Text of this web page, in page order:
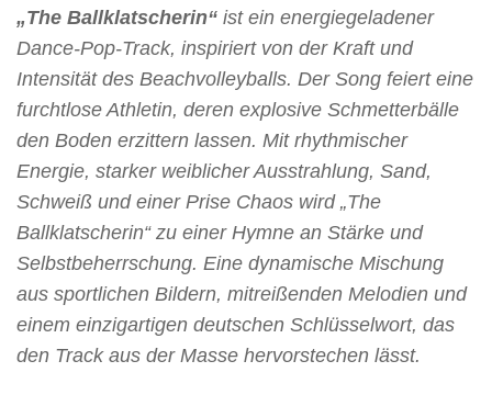
„The Ballklatscherin“ ist ein energiegeladener
Dance-Pop-Track, inspiriert von der Kraft und
Intensität des Beachvolleyballs. Der Song feiert eine
furchtlose Athletin, deren explosive Schmetterbälle
den Boden erzittern lassen. Mit rhythmischer
Energie, starker weiblicher Ausstrahlung, Sand,
Schweiß und einer Prise Chaos wird „The
Ballklatscherin“ zu einer Hymne an Stärke und
Selbstbeherrschung. Eine dynamische Mischung
aus sportlichen Bildern, mitreißenden Melodien und
einem einzigartigen deutschen Schlüsselwort, das
den Track aus der Masse hervorstechen lässt.